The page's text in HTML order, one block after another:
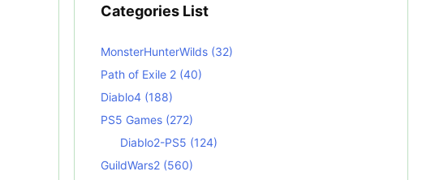
Categories List
MonsterHunterWilds (32)
Path of Exile 2 (40)
Diablo4 (188)
PS5 Games (272)
Diablo2-PS5 (124)
GuildWars2 (560)